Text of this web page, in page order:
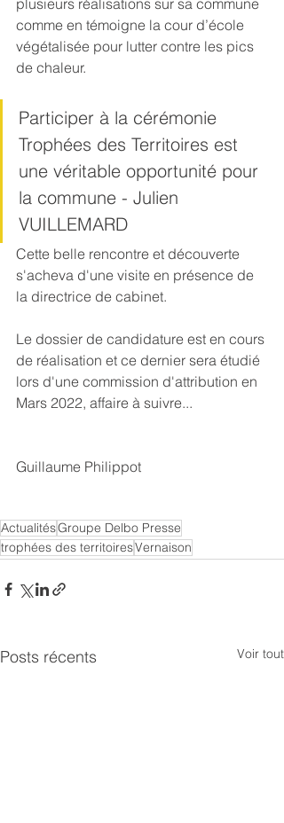
plusieurs réalisations sur sa commune
comme en témoigne la cour d’école
végétalisée pour lutter contre les pics
de chaleur.
Participer à la cérémonie
Trophées des Territoires est
une véritable opportunité pour
la commune - Julien
VUILLEMARD
Cette belle rencontre et découverte
s'acheva d'une visite en présence de
la directrice de cabinet.
Le dossier de candidature est en cours
de réalisation et ce dernier sera étudié
lors d'une commission d'attribution en
Mars 2022, affaire à suivre...
Guillaume Philippot
ActualitésGroupe Delbo Presse
trophées des territoiresVernaison
Posts récents Voir tout